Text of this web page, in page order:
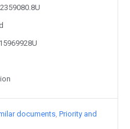
documents Priority and